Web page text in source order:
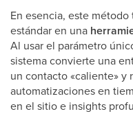
En esencia, este
estándar en una
Al usar el parámetro
sistema convierte una
un contacto «caliente» y
automatizaciones en
en el sitio e insights